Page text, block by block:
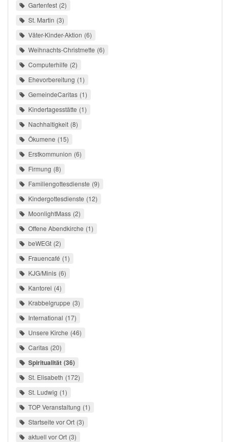
Gartenfest 2
St. Martin 3
Väter-Kinder-Aktion 6
Weihnachts-Christmette 6
Computerhilfe 2
Ehevorbereitung 1
GemeindeCaritas 1
Kindertagesstätte 1
Nachhaltigkeit 8
Ökumene 15
Erstkommunion 6
Firmung 8
Familiengottesdienste 9
Kindergottesdienste 12
MoonlightMass 2
Offene Abendkirche 1
beWEGt 2
Frauencafé 1
KJG/Minis 6
Kantorei 4
Krabbelgruppe 3
International 17
Unsere Kirche 46
Caritas 20
Spiritualität 36
St. Elisabeth 172
St. Ludwig 1
TOP Veranstaltung 1
Startseite vor Ort 3
aktuell vor Ort 3